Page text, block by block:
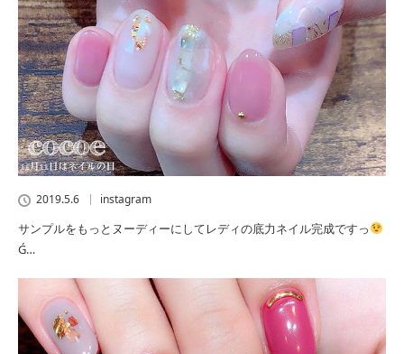
2019.5.6 instagram
サンプルをもっとヌーディーにしてレディの底力ネイル完成ですっ
Ǵ…